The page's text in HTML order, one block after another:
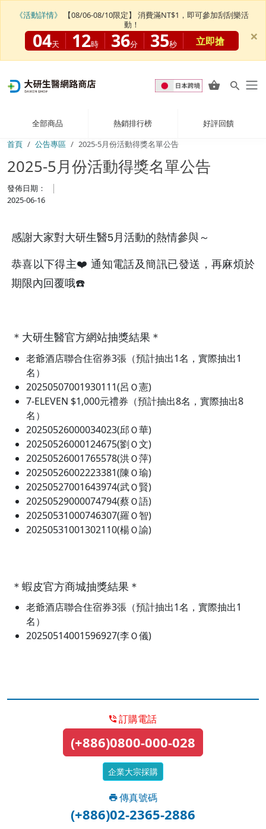
全部商品 熱銷排行榜
好評回饋
首頁
公告專區 2025-5月份活動得獎名單公告
2025-5月份活動得獎名單公告
發佈日期：
2025-06-16
感謝大家對大研生醫5月活動的熱情參與～
恭喜以下得主❤️ 通知電話及簡訊已發送，再麻煩於
期限內回覆哦☎️
＊大研生醫官方網站抽獎結果＊
老爺酒店聯合住宿券3張（預計抽出1名，實際抽出1
名）
20250507001930111(呂Ｏ憲)
7-ELEVEN $1,000元禮券（預計抽出8名，實際抽出8
名）
20250526000034023(邱Ｏ華)
20250526000124675(劉Ｏ文)
20250526001765578(洪Ｏ萍)
20250526002223381(陳Ｏ瑜)
20250527001643974(武Ｏ賢)
20250529000074794(蔡Ｏ語)
20250531000746307(羅Ｏ智)
20250531001302110(楊Ｏ諭)
＊蝦皮官方商城抽獎結果＊
老爺酒店聯合住宿券3張（預計抽出1名，實際抽出1
名）
20250514001596927(李Ｏ儀)
訂購電話
(+886)0800-000-028
企業大宗採購
傳真號碼
(+886)02-2365-2886
《活動詳情》
【08/06-08/10限定】 消費滿NT$1，即可參加刮刮樂活
動！
04天 12時 36分 35秒 立即搶 ×